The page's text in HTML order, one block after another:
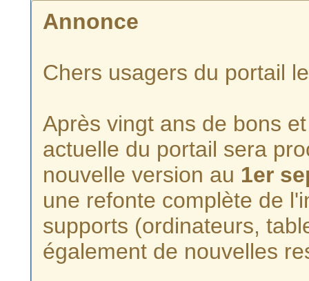
Annonce
Chers usagers du portail
Après vingt ans de bons
actuelle du portail sera
nouvelle version au 1er
une refonte complète de
supports (ordinateurs,
également de nouvelles